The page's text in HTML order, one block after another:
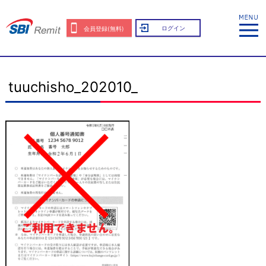
会員登録(無料) ログイン
tuuchisho_202010_